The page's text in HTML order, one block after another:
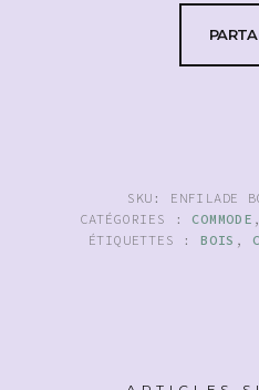
SKU: ENFILADE
CATÉGORIES : COMMODE
ÉTIQUETTES :BOIS ,